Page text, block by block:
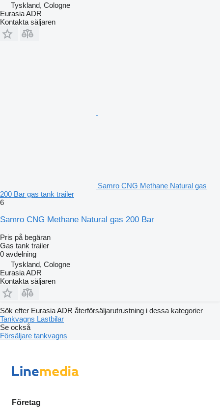
Tyskland, Cologne
Eurasia ADR
Kontakta säljaren
Samro CNG Methane Natural gas
200 Bar gas tank trailer
6
Samro CNG Methane Natural gas 200 Bar
Pris på begäran
Gas tank trailer
0 avdelning
Tyskland, Cologne
Eurasia ADR
Kontakta säljaren
Sök efter Eurasia ADR återförsäljarutrustning i dessa kategorier
Tankvagns Lastbilar
Se också
Försäljare tankvagns
Företag